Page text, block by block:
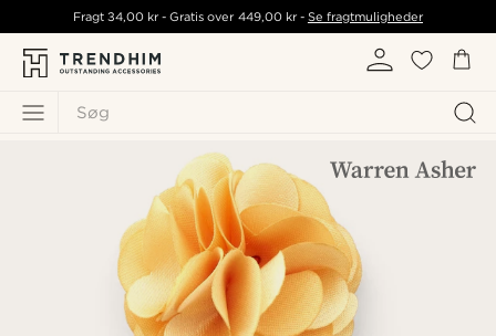
Søg
Fragt34,00 kr - Gratis over 449,00 kr- Se fragtmuligheder